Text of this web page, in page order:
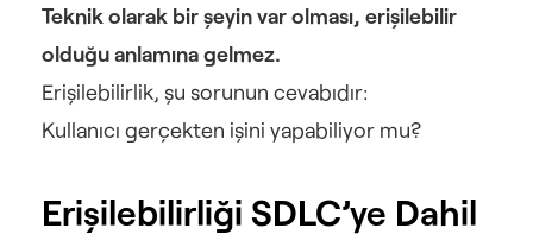
Teknik olarak bir şeyin var olması, erişilebilir
olduğu anlamına gelmez.
Erişilebilirlik, şu sorunun cevabıdır:
Kullanıcı gerçekten işini yapabiliyor mu?
Erişilebilirliği SDLC’ye Dahil